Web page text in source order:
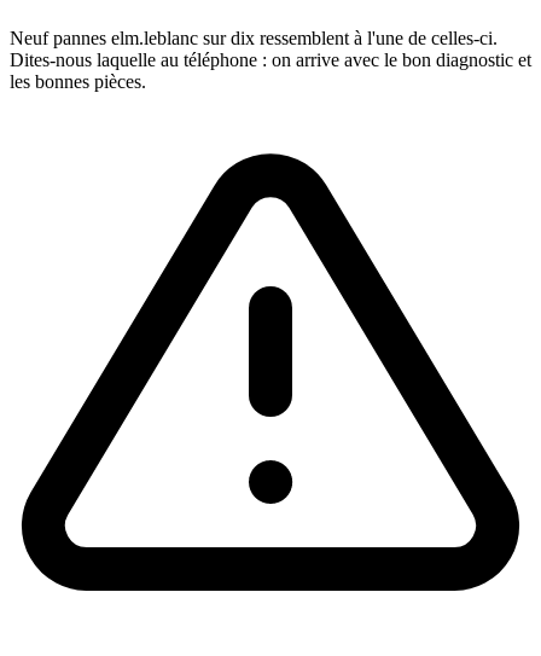
Neuf pannes elm.leblanc sur dix ressemblent à l'une de celles-ci.
Dites-nous laquelle au téléphone : on arrive avec le bon diagnostic et
les bonnes pièces.